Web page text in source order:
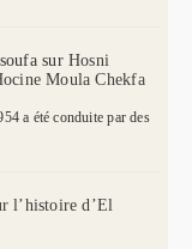
sur Hosni
Moula Chekfa
a été conduite par des
l’histoire d’El